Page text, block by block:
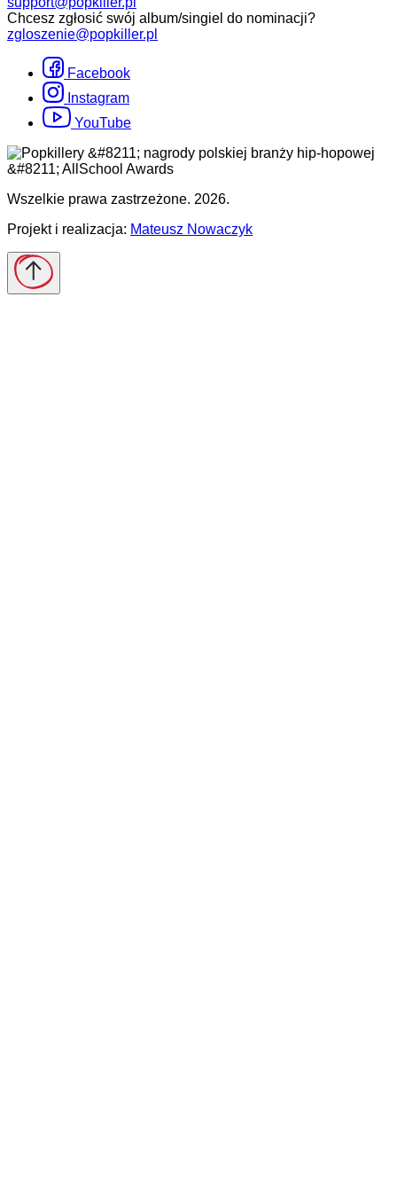
Chcesz zgłosić swój album/singiel do nominacji?
zgloszenie@popkiller.pl
Facebook
Instagram
YouTube
Wszelkie prawa zastrzeżone. 2026.
Projekt i realizacja: Mateusz Nowaczyk